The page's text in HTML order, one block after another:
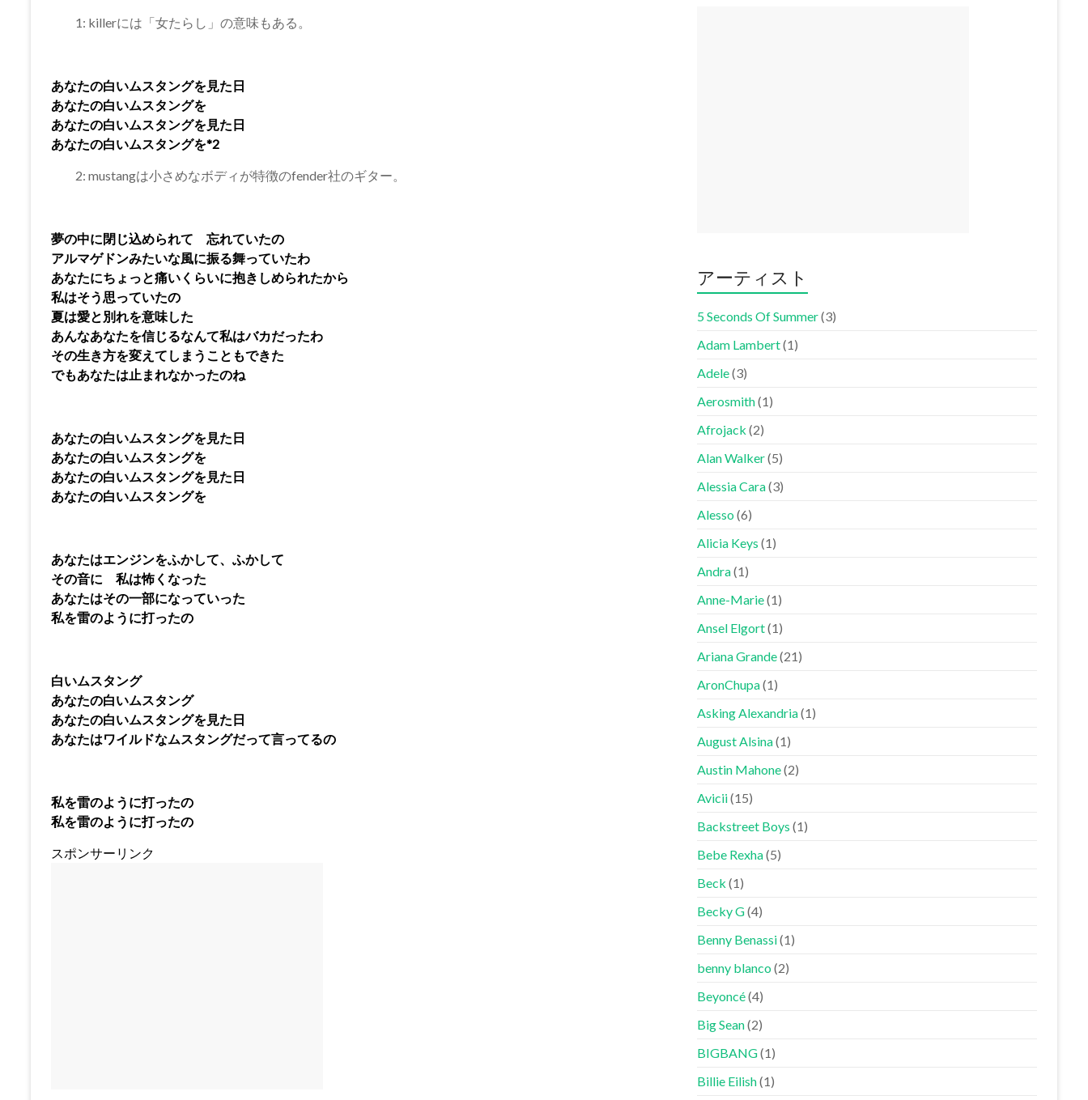
1: killerには「女たらし」の意味もある。
あなたの白いムスタングを見た日
あなたの白いムスタングを
あなたの白いムスタングを見た日
あなたの白いムスタングを*2
2: mustangは小さめなボディが特徴のfender社のギター。
夢の中に閉じ込められて 忘れていたの
アルマゲドンみたいな風に振る舞っていたわ
あなたにちょっと痛いくらいに抱きしめられたから
私はそう思っていたの
夏は愛と別れを意味した
あんなあなたを信じるなんて私はバカだったわ
その生き方を変えてしまうこともできた
でもあなたは止まれなかったのね
あなたの白いムスタングを見た日
あなたの白いムスタングを
あなたの白いムスタングを見た日
あなたの白いムスタングを
あなたはエンジンをふかして、ふかして
その音に 私は怖くなった
あなたはその一部になっていった
私を雷のように打ったの
白いムスタング
あなたの白いムスタング
あなたの白いムスタングを見た日
あなたはワイルドなムスタングだって言ってるの
私を雷のように打ったの
私を雷のように打ったの
スポンサーリンク
アーティスト
5 Seconds Of Summer(3)
Adam Lambert(1)
Adele(3)
Aerosmith(1)
Afrojack (2)
Alan Walker(5)
Alessia Cara(3)
Alesso(6)
Alicia Keys (1)
Andra(1)
Anne-Marie(1)
Ansel Elgort(1)
Ariana Grande(21)
AronChupa(1)
Asking Alexandria(1)
August Alsina(1)
Austin Mahone(2)
Avicii(15)
Backstreet Boys (1)
Bebe Rexha(5)
Beck (1)
Becky G(4)
Benny Benassi(1)
benny blanco(2)
Beyoncé(4)
Big Sean(2)
BIGBANG(1)
Billie Eilish(1)